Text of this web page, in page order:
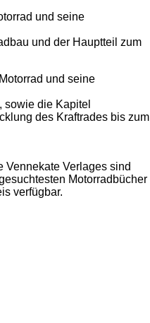
und seine
und der Hauptteil zum
und seine
sowie die Kapitel
des Kraftrades bis zum
Vennekate Verlages sind
Motorradbücher
verfügbar.